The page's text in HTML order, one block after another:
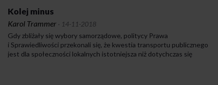
Kolej minus
Karol Trammer · 14-11-2018
Gdy zbliżały się wybory samorządowe, politycy Prawa
i Sprawiedliwości przekonali się, że kwestia transportu publicznego
jest dla społeczności lokalnych istotniejsza niż dotychczas się